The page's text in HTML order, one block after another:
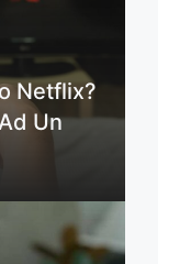
Netflix?
Un